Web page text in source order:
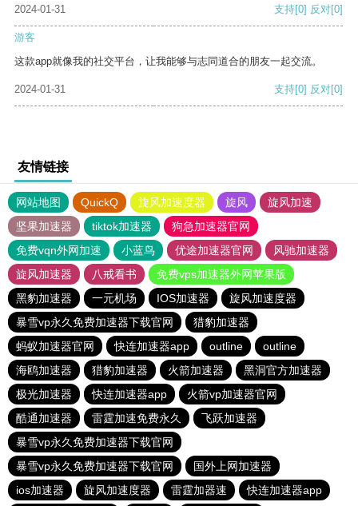
2024-01-31
支持[0] 反对[0]
游客
这款app就像我的社交平台，让我能够与志同道合的朋友一起交流。
2024-01-31 支持[0] 反对[0]
友情链接
网站地图 QuickQ 旋风加速度器 旋风
旋风加速
坚果加速器
tiktok加速器
狗急加速器官网
免费vqn外网加速
小蓝鸟 优途加速器官网
风驰加速器
旋风加速器
八戒看书
免费vps加速器外网苹果版
黑豹加速器
一元机场 IOS加速器
旋风加速度器
暴雪vp永久免费加速器下载官网
猎豹加速器
蚂蚁加速器官网
快连加速器app outline
outline
海鸥加速器
猎豹加速器 火箭加速器
黑洞官方加速器
极光加速器
快连加速器app
火箭vp加速器官网
酷通加速器
雷霆加速免费永久
飞跃加速器
暴雪vp永久免费加速器下载官网
暴雪vp永久免费加速器下载官网
国外上网加速器
ios加速器
旋风加速度器 雷霆加器速 快连加速器app